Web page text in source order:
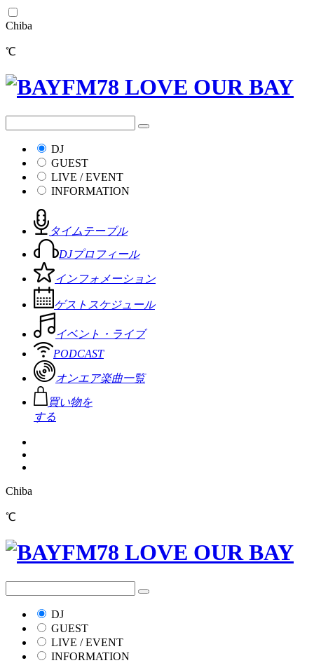
Chiba
℃
DJ
GUEST
LIVE / EVENT
INFORMATION
タイムテーブル
DJプロフィール
インフォメーション
ゲストスケジュール
イベント・ライブ
PODCAST
オンエア楽曲一覧
買い物を
する
Chiba
℃
DJ
GUEST
LIVE / EVENT
INFORMATION